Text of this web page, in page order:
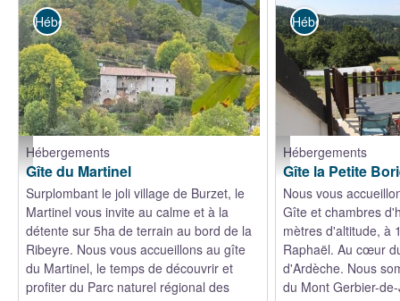
Le Martinel, gîte sur la partie droite - Gîtes de France
Hébergements
Hébergements
Gîte du Martinel
Surplombant le joli village de Burzet, le
Martinel vous invite au calme et à la
détente sur 5ha de terrain au bord de la
Ribeyre. Nous vous accueillons au gîte
du Martinel, le temps de découvrir et
profiter du Parc naturel régional des
Terrasse avec superbe
Hébergements
Hébergements
Gîte la Petite
Nous vous
Gîte et chambres
mètres d'altitude, à
Raphaël. Au cœur
d'Ardèche. Nous
du Mont Gerbier-